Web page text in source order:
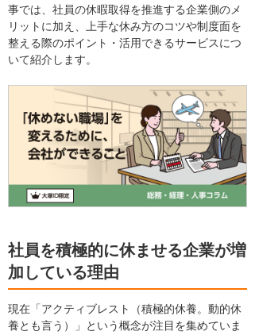
事では、社員の休暇取得を推進する企業側のメ
リットに加え、上手な休み方のコツや制度面を
整える際のポイント・活用できるサービスにつ
いて紹介します。
社員を積極的に休ませる企業が増
加している理由
現在「アクティブレスト（積極的休養。動的休
養とも言う）」という概念が注目を集めていま